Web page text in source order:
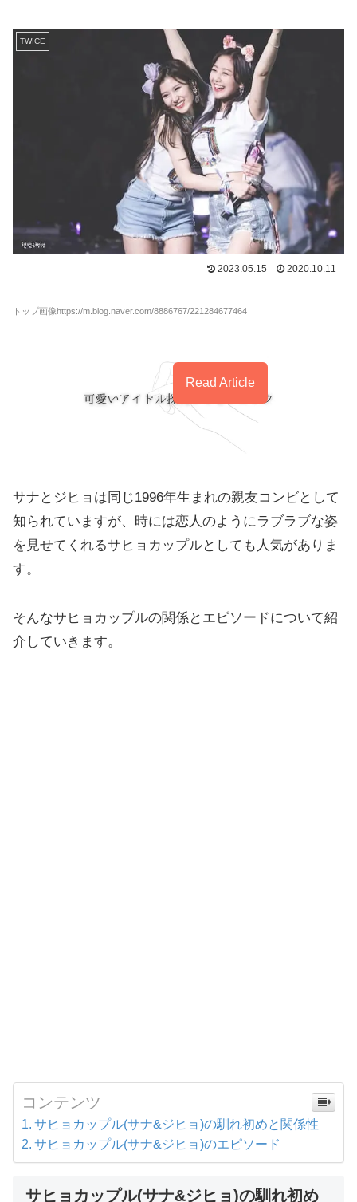
TWICE
2023.05.15 2020.10.11
トップ画像https://m.blog.naver.com/8886767/221284677464
Read Article
サナとジヒョは同じ1996年生まれの親友コンビとして
知られていますが、時には恋人のようにラブラブな姿
を見せてくれるサヒョカップルとしても人気がありま
す。
そんなサヒョカップルの関係とエピソードについて紹
介していきます。
コンテンツ
サヒョカップル(サナ&ジヒョ)の馴れ初めと関係性
サヒョカップル(サナ&ジヒョ)のエピソード
サヒョカップル(サナ&ジヒョ)の馴れ初め